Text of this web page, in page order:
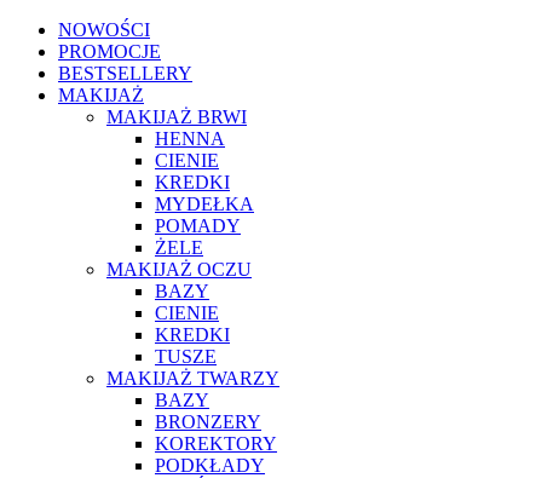
NOWOŚCI
PROMOCJE
BESTSELLERY
MAKIJAŻ
MAKIJAŻ BRWI
HENNA
CIENIE
KREDKI
MYDEŁKA
POMADY
ŻELE
MAKIJAŻ OCZU
BAZY
CIENIE
KREDKI
TUSZE
MAKIJAŻ TWARZY
BAZY
BRONZERY
KOREKTORY
PODKŁADY